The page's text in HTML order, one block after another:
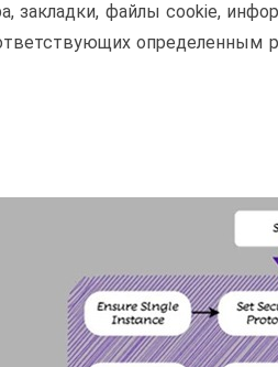
закладки, файлы cookie,
определенным